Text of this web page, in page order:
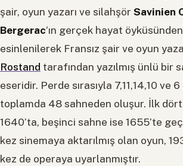
şair, oyun yazarı ve silahşör Savinien
Bergerac‘ın gerçek hayat öyküsünden
esinlenilerek Fransız şair ve oyun
Rostand tarafından yazılmış ünlü bir
eseridir. Perde sırasıyla 7,11,14,10 ve
toplamda 48 sahneden oluşur. İlk
1640’ta, beşinci sahne ise 1655’te
kez sinemaya aktarılmış olan oyun,
kez de operaya uyarlanmıştır.